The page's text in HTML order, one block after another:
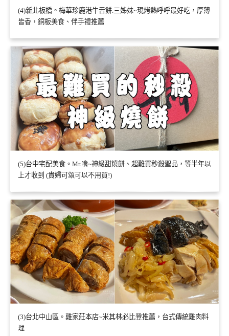
(4)新北板橋。梅華珍鹿港牛舌餅.三姊妹~現烤熱呼呼最好吃，厚薄
皆香，銅板美食、伴手禮推薦
(5)台中宅配美食。Mr.啃~神級甜燒餅、超難買秒殺聖品，等半年以
上才收到 (貴婦可頌可以不用買!)
(3)台北中山區。雞家莊本店~米其林必比登推薦，台式傳統雞肉料
理